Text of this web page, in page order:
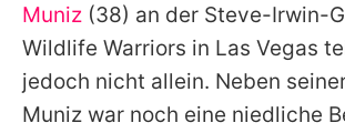
Impressum
Datenschutzerklärung
Muniz (38) an der Steve-Irwin-
Wildlife Warriors in Las Vegas
jedoch nicht allein. Neben
Muniz war noch eine niedliche